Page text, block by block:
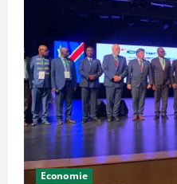
Economie